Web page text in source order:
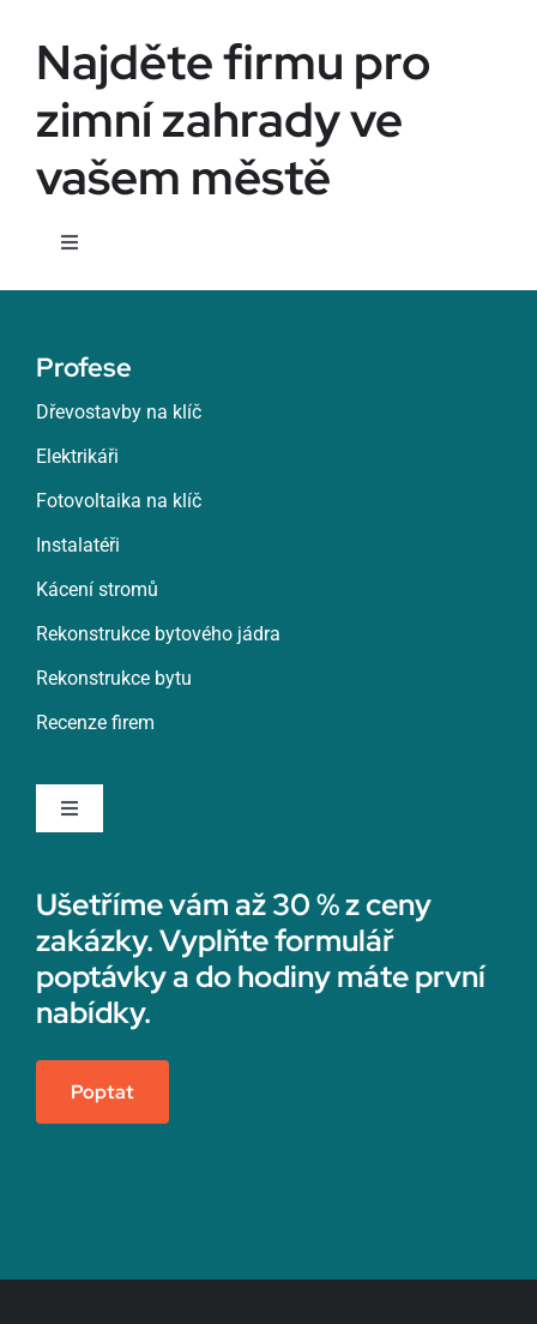
Najděte firmu pro
zimní zahrady ve
vašem městě
Toggle
Žďár nad Sázavou
Zlín
Znojmo
Roztoky
Rychnov nad Kněžnou
Rýmařov
Sedlčany
Semily
Profese
Dřevostavby na klíč
Elektrikáři
Fotovoltaika na klíč
Instalatéři
Kácení stromů
Rekonstrukce bytového jádra
Rekonstrukce bytu
Recenze firem
Toggle
Sádrokartonáři
Topenáři
Vedení účetnictví
Ušetříme vám až 30 % z ceny
zakázky. Vyplňte formulář
poptávky a do hodiny máte první
nabídky.
Poptat